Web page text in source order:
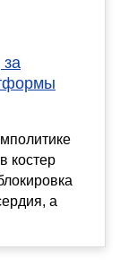
за
костер
а